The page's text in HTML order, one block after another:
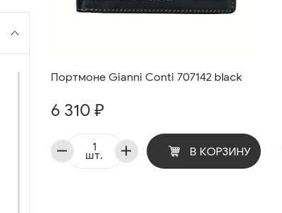
Портмоне Gianni Conti 707142 black
6 310 ₽
шт. В КОРЗИНУ